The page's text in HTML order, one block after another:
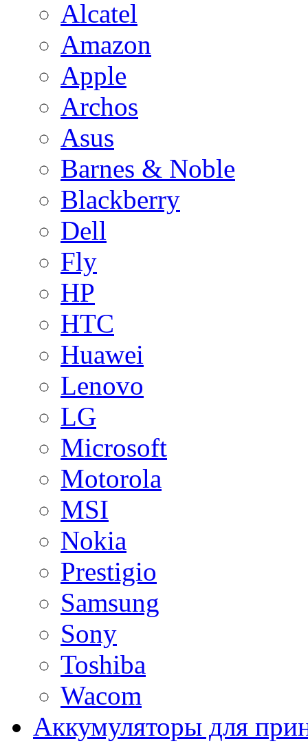
Alcatel
Amazon
Apple
Archos
Asus
Barnes & Noble
Blackberry
Dell
Fly
HP
HTC
Huawei
Lenovo
LG
Microsoft
Motorola
MSI
Nokia
Prestigio
Samsung
Sony
Toshiba
Wacom
Аккумуляторы для